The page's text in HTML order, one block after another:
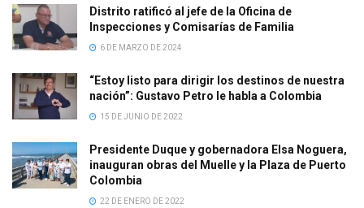
Distrito ratificó al jefe de la Oficina de
Inspecciones y Comisarías de Familia
6 DE MARZO DE 2024
“Estoy listo para dirigir los destinos de nuestra
nación”: Gustavo Petro le habla a Colombia
15 DE JUNIO DE 2022
Presidente Duque y gobernadora Elsa Noguera,
inauguran obras del Muelle y la Plaza de Puerto
Colombia
22 DE ENERO DE 2022